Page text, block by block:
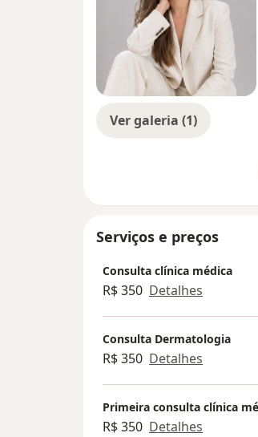
Ver galeria (1)
Serviços e preços
Consulta clínica médica
R$ 350 Detalhes
Consulta Dermatologia
R$ 350 Detalhes
Primeira consulta clínica
R$ 350 Detalhes